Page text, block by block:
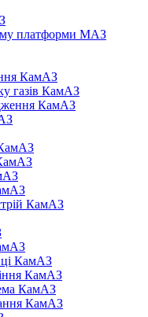
платформи МАЗ
КамАЗ
газів КамАЗ
КамАЗ
КамАЗ
КамАЗ
КамАЗ
КамАЗ
КамАЗ